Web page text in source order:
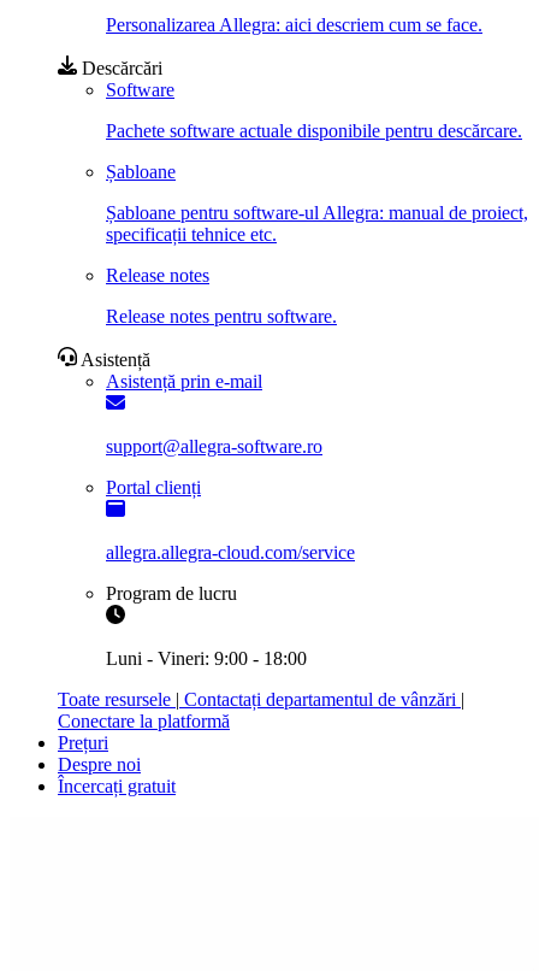
Personalizarea Allegra: aici descriem cum se face.
Descărcări
Software
Pachete software actuale disponibile pentru descărcare.
Șabloane
Șabloane pentru software-ul Allegra: manual de proiect,
specificații tehnice etc.
Release notes
Release notes pentru software.
Asistență
Asistență prin e-mail
support@allegra-software.ro
Portal clienți
allegra.allegra-cloud.com/service
Program de lucru
Luni - Vineri: 9:00 - 18:00
Toate resursele | Contactați departamentul de vânzări |
Conectare la platformă
Prețuri
Despre noi
Încercați gratuit